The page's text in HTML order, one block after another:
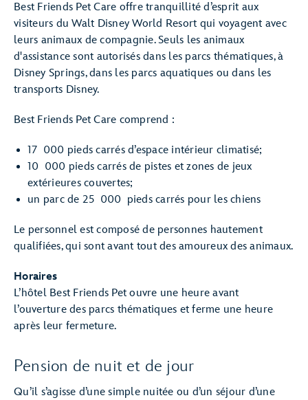
Best Friends Pet Care offre tranquillité d’esprit aux
visiteurs du Walt Disney World Resort qui voyagent avec
leurs animaux de compagnie. Seuls les animaux
d'assistance sont autorisés dans les parcs thématiques, à
Disney Springs, dans les parcs aquatiques ou dans les
transports Disney.
Best Friends Pet Care comprend :
17 000 pieds carrés d’espace intérieur climatisé;
10 000 pieds carrés de pistes et zones de jeux
extérieures couvertes;
un parc de 25 000 pieds carrés pour les chiens
Le personnel est composé de personnes hautement
qualifiées, qui sont avant tout des amoureux des animaux.
Horaires
L’hôtel Best Friends Pet ouvre une heure avant
l’ouverture des parcs thématiques et ferme une heure
après leur fermeture.
Pension de nuit et de jour
Qu’il s’agisse d’une simple nuitée ou d’un séjour d’une